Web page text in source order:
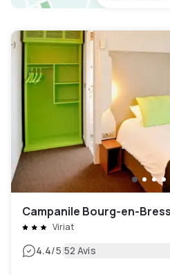
Campanile Bourg-en-
Viriat
4.4/5|52 Avis